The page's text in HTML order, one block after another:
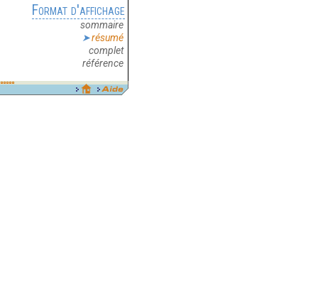
Format d'affichage
sommaire
résumé
complet
référence